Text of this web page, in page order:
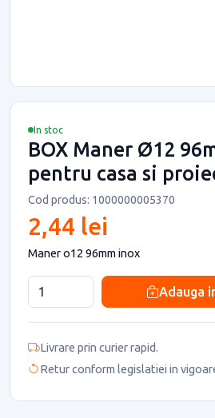
In stoc
BOX Maner Ø12
pentru casa si
Cod produs: 1000000005370
2,44 lei
Maner o12 96mm inox
Adauga
Livrare prin curier rapid.
Retur conform legislatiei in